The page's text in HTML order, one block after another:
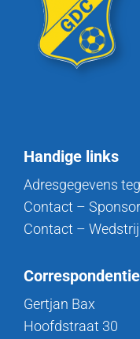
Handige links
Adresgegevens
Contact –
Contact –
Correspondentie
Gertjan Bax
Hoofdstraat 30